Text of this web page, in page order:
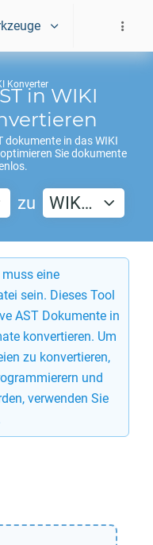
Konverter
in WIKI
dokumente in dasWIKI
Sie dokumente
zu WIK…
muss eine
sein. Dieses Tool
AST Dokumente in
konvertieren. Um
zu konvertieren,
und
verwenden Sie